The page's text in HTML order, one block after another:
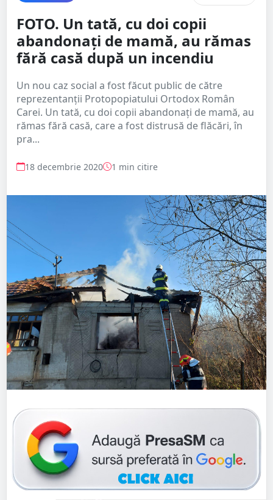
FOTO. Un tată, cu doi copii
abandonați de mamă, au rămas
fără casă după un incendiu
Un nou caz social a fost făcut public de către
reprezentanții Protopopiatului Ortodox Român
Carei. Un tată, cu doi copii abandonați de mamă, au
rămas fără casă, care a fost distrusă de flăcări, în
pra...
18 decembrie 2020 1 min citire